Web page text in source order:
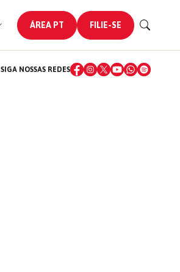
ÁREA PT FILIE-SE
SIGA NOSSAS REDES